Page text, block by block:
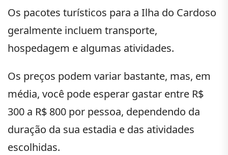
Os pacotes turísticos para a Ilha do Cardoso
geralmente incluem transporte,
hospedagem e algumas atividades.
Os preços podem variar bastante, mas, em
média, você pode esperar gastar entre R$
300 a R$ 800 por pessoa, dependendo da
duração da sua estadia e das atividades
escolhidas.